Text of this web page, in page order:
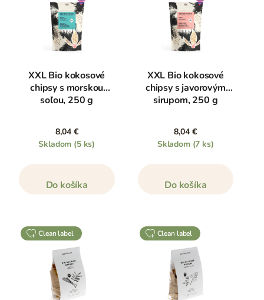
XXL Bio kokosové
chipsy s morskou
soľou, 250 g
8,04 €
Skladom (5 ks)
Do košíka
XXL Bio kokosové
chipsy s javorovým
sirupom, 250 g
8,04 €
Skladom (7 ks)
Do košíka
clean label clean label